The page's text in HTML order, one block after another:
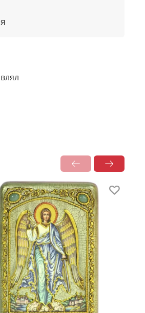
об иконе:
канонам Православной
подарка!
над кроваткой
Ангела-хранителя.
находится при человеке
его задача —
души подопечного.